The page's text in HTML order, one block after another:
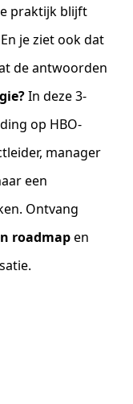
praktijk blijft
je ziet ook dat
de antwoorden
In deze 3-
op HBO-
manager
een
Ontvang
roadmapen